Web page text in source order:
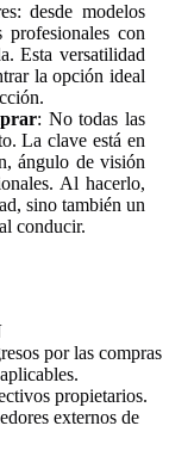
desde modelos
profesionales con
Esta versatilidad
la opción ideal
: No todas las
La clave está en
ángulo de visión
Al hacerlo,
sino también un
conducir.
por las compras
propietarios.
externos de